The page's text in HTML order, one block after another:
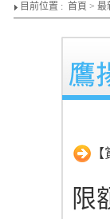
目前位置 : 首頁 >最
限